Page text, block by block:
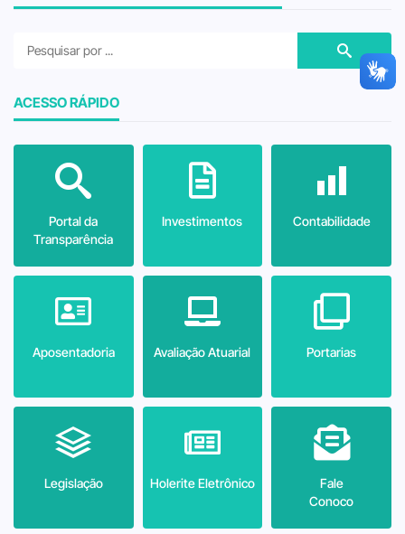
ACESSO RÁPIDO
Portal da
Transparência
Investimentos Contabilidade
Aposentadoria Avaliação Atuarial Portarias
Legislação Holerite Eletrônico
Fale
Conoco